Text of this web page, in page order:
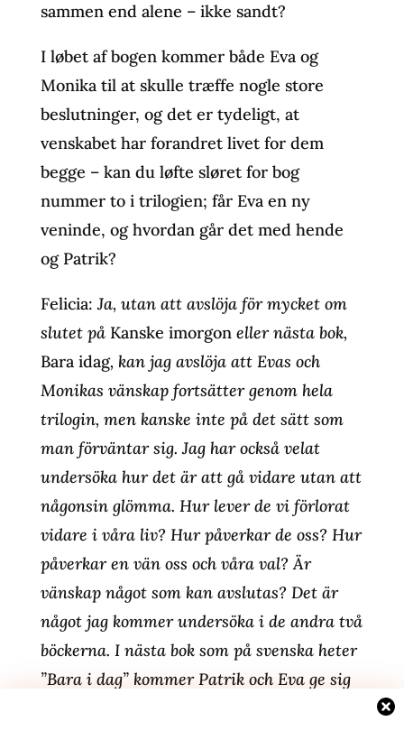
sammen end alene – ikke sandt?
I løbet af bogen kommer både Eva og
Monika til at skulle træffe nogle store
beslutninger, og det er tydeligt, at
venskabet har forandret livet for dem
begge – kan du løfte sløret for bog
nummer to i trilogien; får Eva en ny
veninde, og hvordan går det med hende
og Patrik?
Felicia:Ja, utan att avslöja för mycket om
slutet på Kanske imorgoneller nästa bok,
Bara idag, kan jag avslöja att Evas och
Monikas vänskap fortsätter genom hela
trilogin, men kanske inte på det sätt som
man förväntar sig. Jag har också velat
undersöka hur det är att gå vidare utan att
någonsin glömma. Hur lever de vi förlorat
vidare i våra liv? Hur påverkar de oss? Hur
påverkar en vän oss och våra val? Är
vänskap något som kan avslutas? Det är
något jag kommer undersöka i de andra två
böckerna. I nästa bok som på svenska heter
”Bara i dag” kommer Patrik och Eva ge sig